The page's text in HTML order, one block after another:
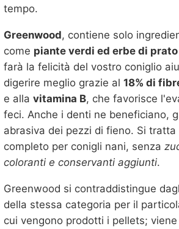
tempo.
Greenwood, contiene solo
come piante verdi ed erbe di
farà la felicità del vostro coniglio
digerire meglio grazie al 18% di
e alla vitamina B, che favorisce
feci. Anche i denti ne beneficiano,
abrasiva dei pezzi di fieno. Si tratta
completo per conigli nani, senza
coloranti e conservanti aggiunti.
Greenwood si contraddistingue
della stessa categoria per il
cui vengono prodotti i pellets;